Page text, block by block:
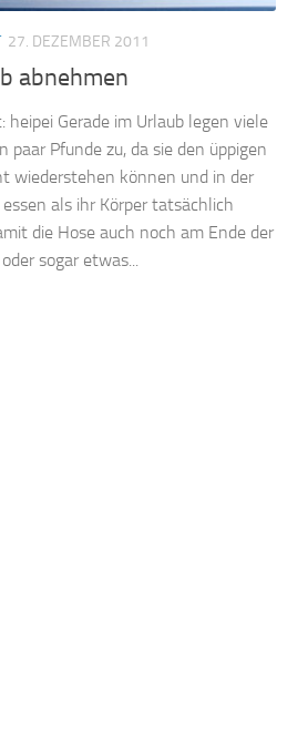
27. DEZEMBER 2011
abnehmen
heipei Gerade im Urlaub legen viele
paar Pfunde zu, da sie den üppigen
wiederstehen können und in der
als ihr Körper tatsächlich
die Hose auch noch am Ende der
sogar etwas...